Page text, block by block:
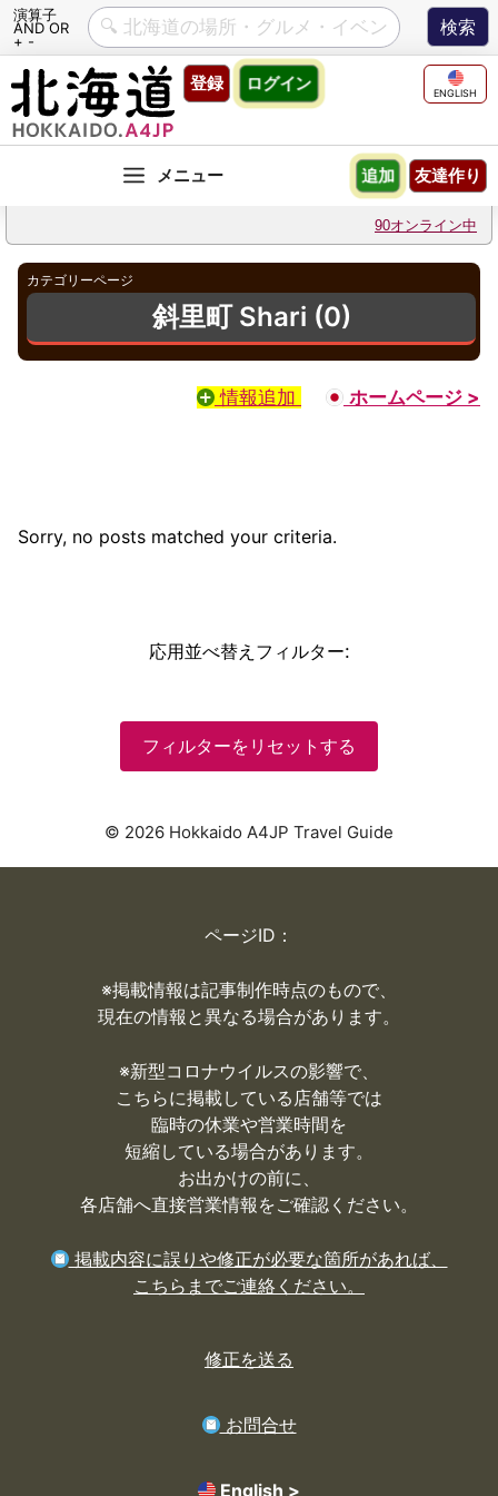
演算子
AND OR
+ -
Skip
content
登録 ログイン ENGLISH
友達作り
追加
90オンライン中
カテゴリーページ
斜里町 Shari (0)
情報追加 ホームページ >
Sorry, no posts matched your criteria.
応用並べ替えフィルター:
フィルターをリセットする
© 2026 Hokkaido A4JP Travel Guide
ページID：
※掲載情報は記事制作時点のもので、
現在の情報と異なる場合があります。
※新型コロナウイルスの影響で、
こちらに掲載している店舗等では
臨時の休業や営業時間を
短縮している場合があります。
お出かけの前に、
各店舗へ直接営業情報をご確認ください。
掲載内容に誤りや修正が必要な箇所があれば、
こちらまでご連絡ください。
修正を送る
お問合せ
English >